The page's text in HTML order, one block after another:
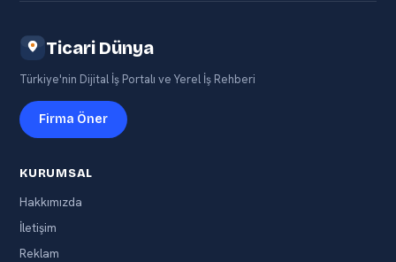
Ticari Dünya
Türkiye'nin Dijital İş Portalı ve Yerel İş Rehberi
Firma Öner
KURUMSAL
Hakkımızda
İletişim
Reklam